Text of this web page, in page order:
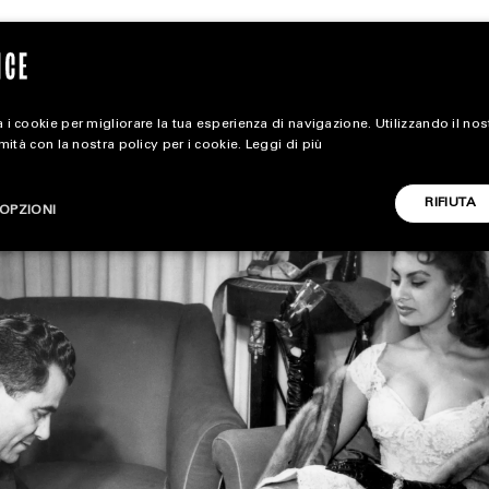
CARICA ALTRI
STYLE
FOOTWEAR
ACCESSORIES
i cookie per migliorare la tua esperienza di navigazione. Utilizzando il
con la nostra policy per i cookie. Leggi di più
RIFIUTA